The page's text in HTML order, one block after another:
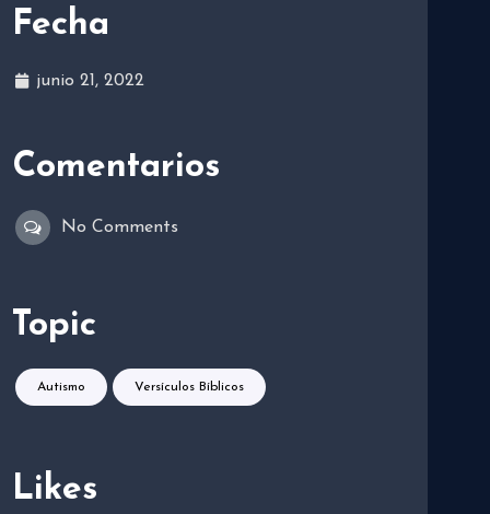
Fecha
junio 21, 2022
Comentarios
No Comments
Topic
Autismo Versículos Bíblicos
Likes